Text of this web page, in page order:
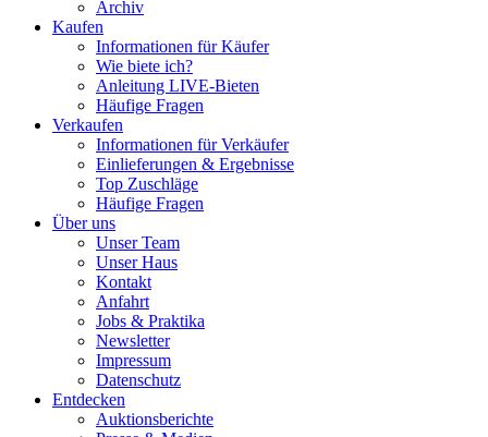
Archiv
Kaufen
Informationen für Käufer
Wie biete ich?
Anleitung LIVE-Bieten
Häufige Fragen
Verkaufen
Informationen für Verkäufer
Einlieferungen & Ergebnisse
Top Zuschläge
Häufige Fragen
Über uns
Unser Team
Unser Haus
Kontakt
Anfahrt
Jobs & Praktika
Newsletter
Impressum
Datenschutz
Entdecken
Auktionsberichte